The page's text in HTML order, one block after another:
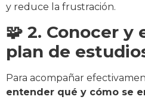
y reduce la frustración.
🧩 2. Conocer y
plan de
Para acompañar
entender qué y cómo se